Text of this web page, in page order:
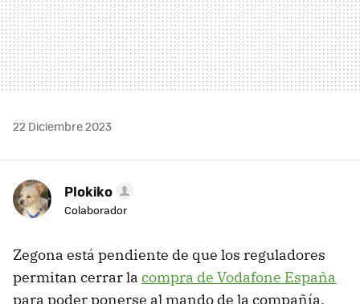
22 Diciembre 2023
Plokiko
Colaborador
Zegona está pendiente de que los reguladores
permitan cerrar la compra de Vodafone España
para poder ponerse al mando de la compañía,